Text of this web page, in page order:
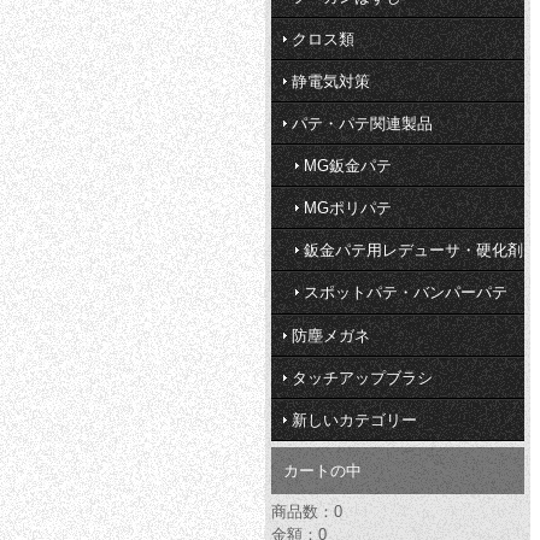
クロス類
静電気対策
パテ・パテ関連製品
MG鈑金パテ
MGポリパテ
鈑金パテ用レデューサ・硬化剤
スポットパテ・バンパーパテ
防塵メガネ
タッチアップブラシ
新しいカテゴリー
カートの中
商品数：0
金額：0